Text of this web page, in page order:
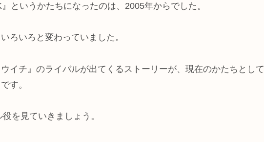
というかたちになったのは、2005年からでした。
ろいろと変わっていました。
イチ』のライバルが出てくるストーリーが、現在のかたちとして
す。
を見ていきましょう。